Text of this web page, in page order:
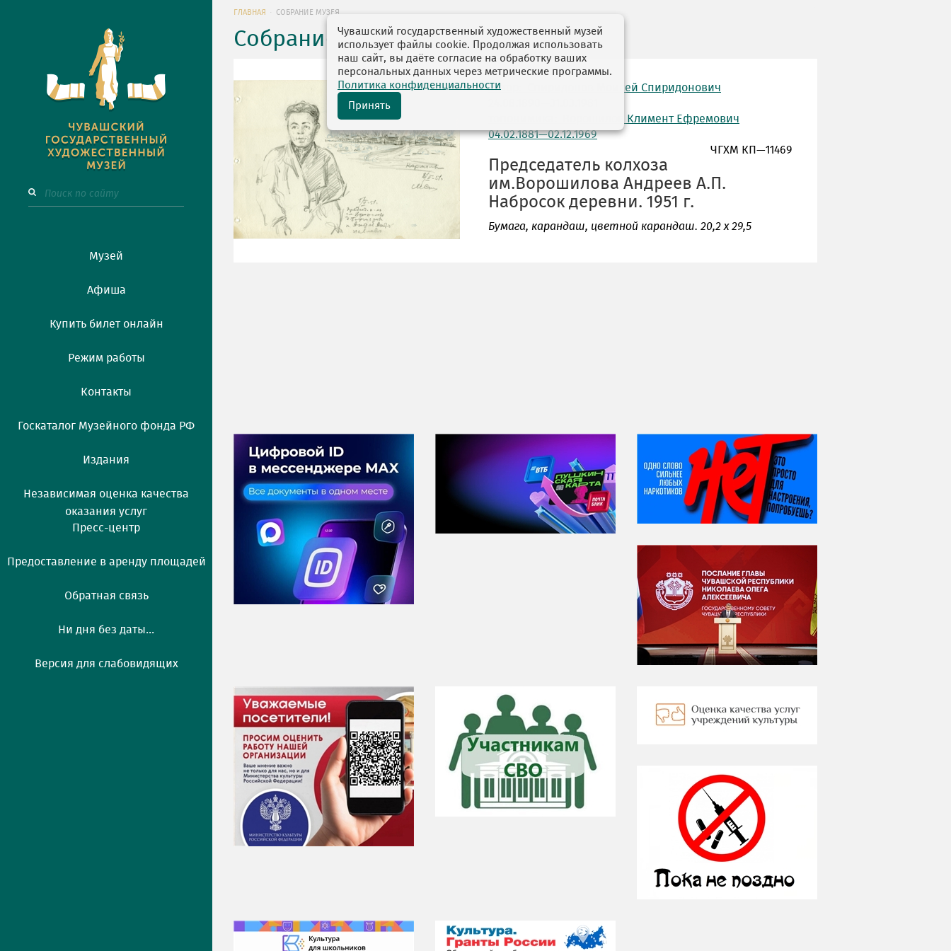
Музей
Афиша
Купить билет онлайн
Режим работы
Контакты
Госкаталог Музейного фонда РФ
Издания
Независимая оценка качества
оказания услуг
Пресс-центр
Предоставление в аренду площадей
Обратная связь
Ни дня без даты...
Версия для слабовидящих
ГЛАВНАЯ СОБРАНИЕ МУЗЕЯ
Собрание музея
автор: Спиридонов Моисей Спиридонович
топонимика: Ворошилов Климент Ефремович
04.02.1881—02.12.1969
ЧГХМ КП—11469
Председатель колхоза
им.Ворошилова Андреев А.П.
Набросок деревни. 1951 г.
Бумага, карандаш, цветной карандаш. 20,2 х 29,5
НИ ДНЯ БЕЗ ДАТЫ...
08 августа
ВСЕМИРНЫЙ ДЕНЬ
КОШЕК
Чувашский государственный художественный музей
использует файлы cookie. Продолжая использовать
наш сайт, вы даёте согласие на обработку ваших
персональных данных через метрические программы.
Политика конфиденциальности
Принять